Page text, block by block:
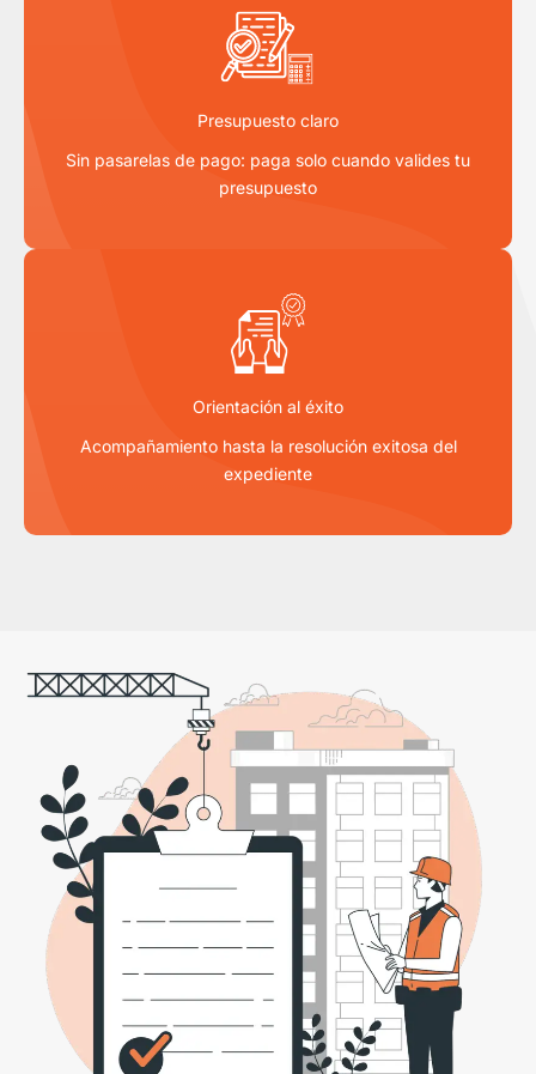
Presupuesto claro
Sin pasarelas de pago: paga solo cuando valides tu
presupuesto
Orientación al éxito
Acompañamiento hasta la resolución exitosa del
expediente